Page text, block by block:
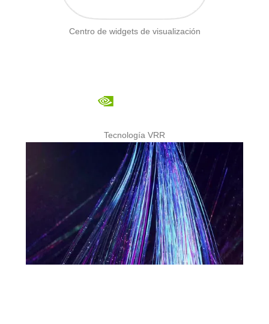
Centro de widgets de visualización
Tecnología VRR